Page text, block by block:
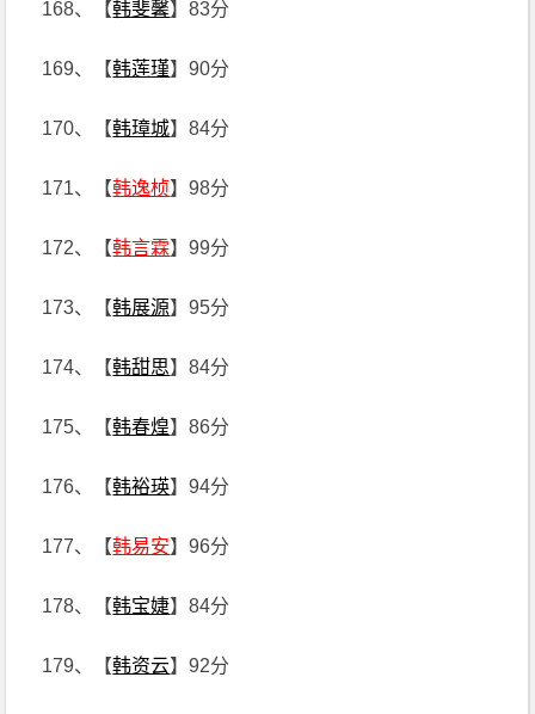
168、【韩斐馨】83分
169、【韩莲瑾】90分
170、【韩璋城】84分
171、【韩逸桢】98分
172、【韩言霖】99分
173、【韩展源】95分
174、【韩甜思】84分
175、【韩春煌】86分
176、【韩裕瑛】94分
177、【韩易安】96分
178、【韩宝婕】84分
179、【韩资云】92分